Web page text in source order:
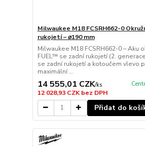
Milwaukee M18 FCSRH662-0
rukojetí – ⌀190 mm
Milwaukee M18 FCSRH662-0 – Aku
FUEL™ se zadní rukojetí (2.
se zadní rukojetí a kotoučem vlevo
maximální ...
14 555,01 CZK/ks
12 028,93 CZKbez DPH
Přidat do